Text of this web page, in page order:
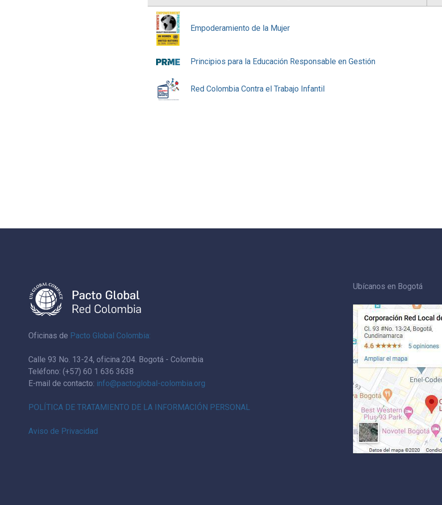
Empoderamiento de la Mujer
Principios para la Educación Responsable en Gestión
Red Colombia Contra el Trabajo Infantil
Oficinas de Pacto Global Colombia:
Calle 93 No. 13-24, oficina 204. Bogotá - Colombia
Teléfono: (+57) 60 1 636 3638
E-mail de contacto: info@pactoglobal-colombia.org
POLÍTICA DE TRATAMIENTO DE LA INFORMACIÓN PERSONAL
Aviso de Privacidad
Ubícanos en Bogotá